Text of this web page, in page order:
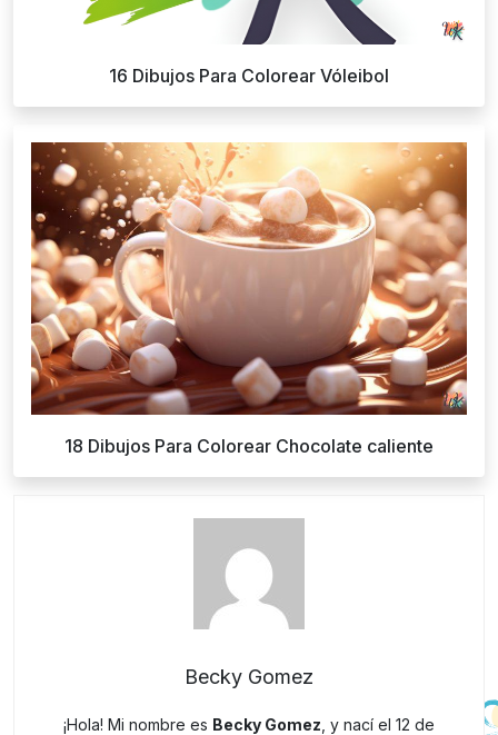
16 Dibujos Para Colorear Vóleibol
18 Dibujos Para Colorear Chocolate caliente
Becky Gomez
¡Hola! Mi nombre es Becky Gomez , y nací el 12 de